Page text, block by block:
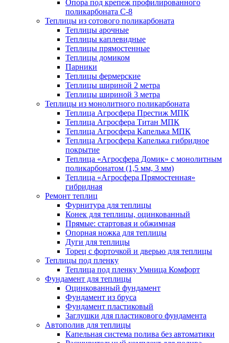
Опора под крепеж профилированного
поликарбоната С-8
Теплицы из сотового поликарбоната
Теплицы арочные
Теплицы каплевидные
Теплицы прямостенные
Теплицы домиком
Парники
Теплицы фермерские
Теплицы шириной 2 метра
Теплицы шириной 3 метра
Теплицы из монолитного поликарбоната
Теплица Агросфера Престиж МПК
Теплица Агросфера Титан МПК
Теплица Агросфера Капелька МПК
Теплица Агросфера Капелька гибридное
покрытие
Теплица «Агросфера Домик» с монолитным
поликарбонатом (1,5 мм, 3 мм)
Теплица «Агросфера Прямостенная»
гибридная
Ремонт теплиц
Фурнитура для теплицы
Конек для теплицы, оцинкованный
Прямые: стартовая и обжимная
Опорная ножка для теплицы
Дуги для теплицы
Торец с форточкой и дверью для теплицы
Теплицы под пленку
Теплица под пленку Умница Комфорт
Фундамент для теплицы
Оцинкованный фундамент
Фундамент из бруса
Фундамент пластиковый
Заглушки для пластикового фундамента
Автополив для теплицы
Капельная система полива без автоматики